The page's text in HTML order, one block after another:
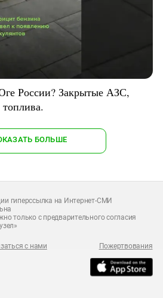
России? Закрытые АЗС,
БОЛЬШЕ
гиперссылка на Интернет-СМИ
только с предварительного согласия
с нами Пожертвования